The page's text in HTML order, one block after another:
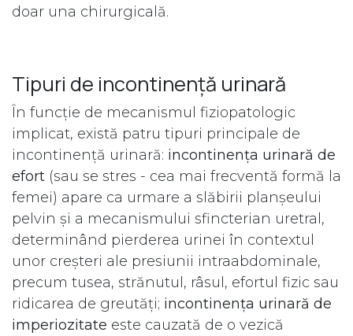
doar una chirurgicală.
Tipuri de incontinență urinară
În funcție de mecanismul fiziopatologic
implicat, există patru tipuri principale de
incontinență urinară: incontinența urinară de
efort (sau se stres - cea mai frecventă formă la
femei) apare ca urmare a slăbirii planșeului
pelvin și a mecanismului sfincterian uretral,
determinând pierderea urinei în contextul
unor creșteri ale presiunii intraabdominale,
precum tusea, strănutul, râsul, efortul fizic sau
ridicarea de greutăți; incontinența urinară de
imperiozitate este cauzată de o vezică